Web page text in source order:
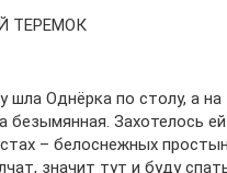
ТЕРЕМОК
шла Однёрка по столу, а
безымянная. Захотелось
– белоснежных
значит тут и буду